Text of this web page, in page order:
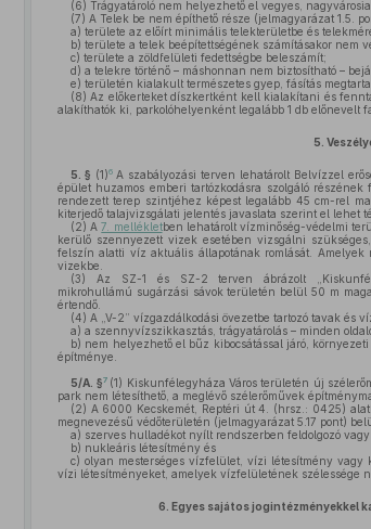
(6) Trágyatároló nem helyezhető el vegyes,
(7) A Telek be nem építhető része (jelmagyarázat 1.5.
a) területe az előírt minimális telekterületbe és
b) területe a telek beépítettségének számításakor nem
c) területe a zöldfelületi fedettségbe beleszámít;
d) a telekre történő – máshonnan nem biztosítható –
e) területén kialakult természetes gyep, fásítás
(8) Az előkerteket díszkertként kell kialakítani és
alakíthatók ki, parkolóhelyenként legalább 1 db előnevelt
5.
5. § (1)6A szabályozási terven lehatárolt Belvízzel
épület huzamos emberi tartózkodásra szolgáló
rendezett terep szintjéhez képest legalább 45 cm-rel
kiterjedő talajvizsgálati jelentés javaslata szerint el lehet
(2) A7. mellékletben lehatárolt vízminőség-védelmi
kerülő szennyezett vizek esetében vizsgálni
felszín alatti víz aktuális állapotának romlását.
vizekbe.
(3) Az SZ-1 és SZ-2 terven ábrázolt
mikrohullámú sugárzási sávok területén belül 50 m
értendő.
(4) A „V-2” vízgazdálkodási övezetbe tartozó tavak és
a) a szennyvízszikkasztás, trágyatárolás – minden
b) nem helyezhető el bűz kibocsátással járó,
építménye.
5/A. §7 (1) Kiskunfélegyháza Város területén új
park nem létesíthető, a meglévő szélerőművek
(2) A 6000 Kecskemét, Reptéri út 4. (hrsz.: 0425)
megnevezésű védőterületén (jelmagyarázat 5.17 pont)
a) szerves hulladékot nyílt rendszerben feldolgozó
b) nukleáris létesítmény és
c) olyan mesterséges vízfelület, vízi létesítmény
vízi létesítményeket, amelyek vízfelületének szélessége
6. Egyes sajátos jogintézményekkel